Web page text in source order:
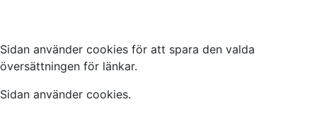
Sidan använder cookies för att spara den valda
översättningen för länkar.
Sidan använder cookies.